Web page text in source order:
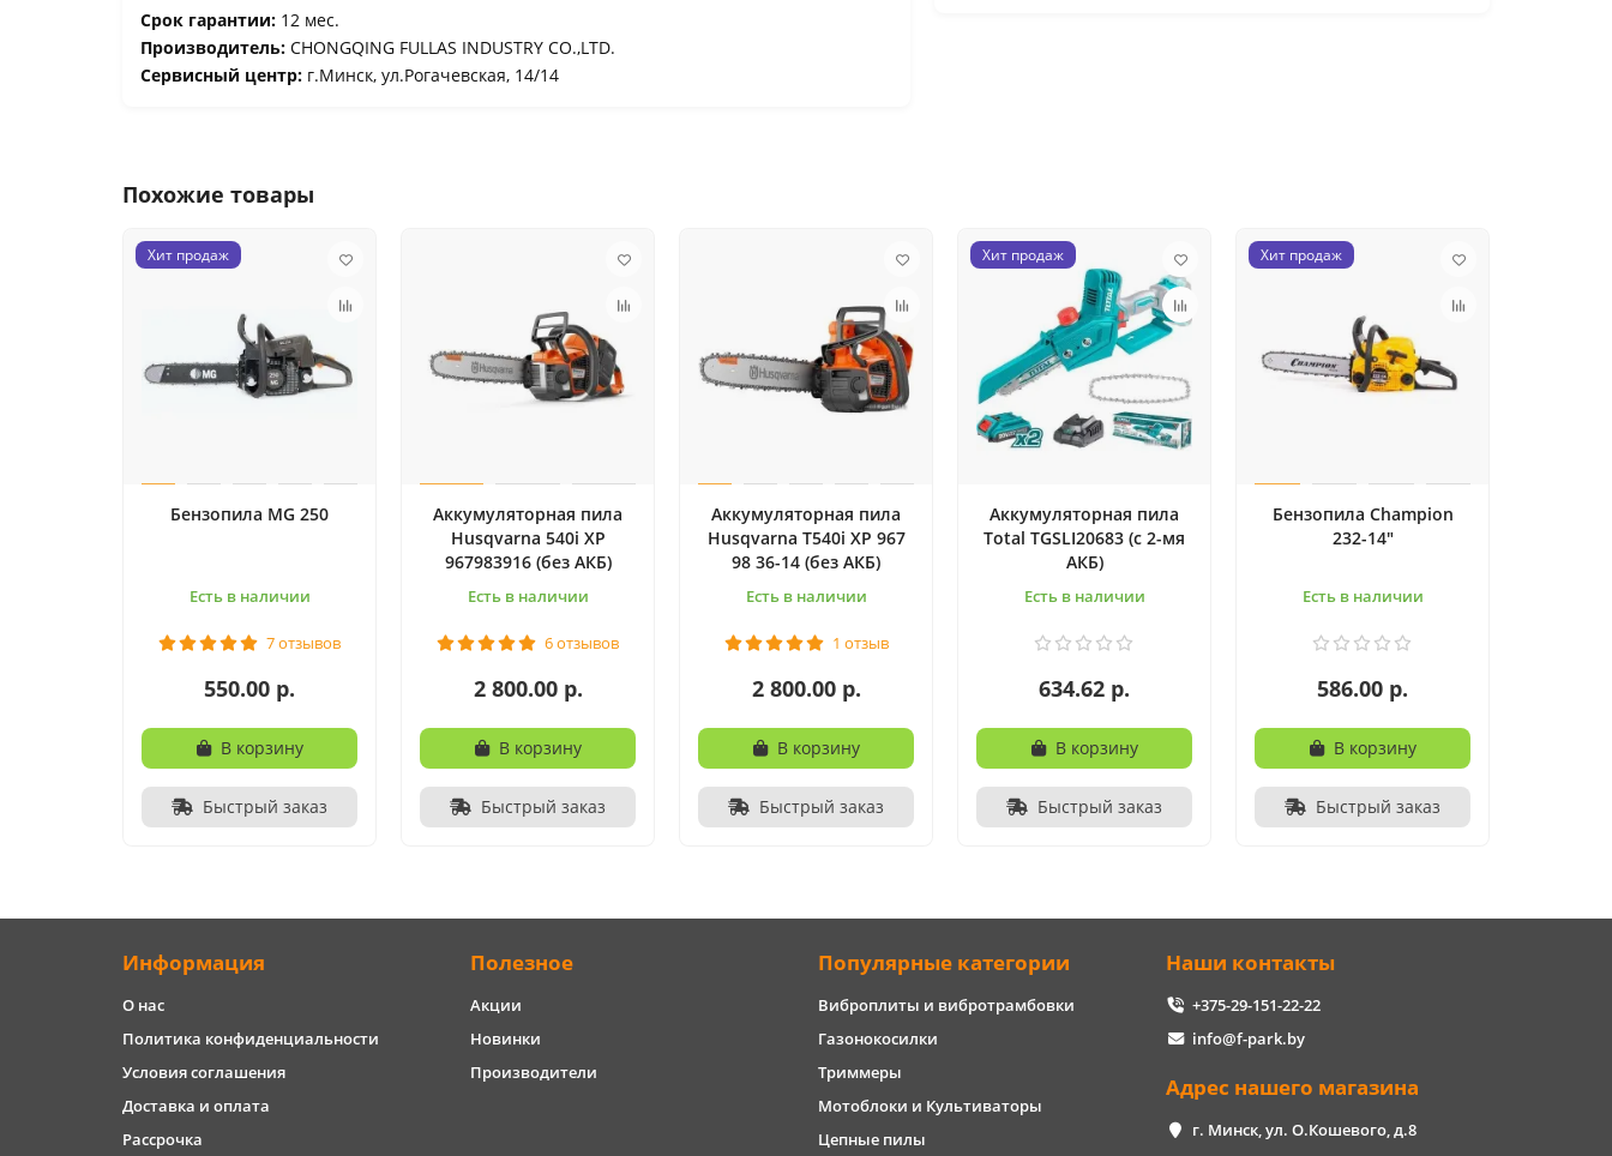
Срок гарантии: 12 мес.
Производитель: CHONGQING FULLAS INDUSTRY CO.,LTD.
Сервисный центр: г.Минск, ул.Рогачевская, 14/14
Похожие товары
Хит продаж
Бензопила MG 250
Есть в наличии
7 отзывов
550.00 р.
В корзину
Быстрый заказ
Аккумуляторная пила
Husqvarna 540i XP
967983916 (без АКБ)
Есть в наличии
6 отзывов
2 800.00 р.
В корзину
Быстрый заказ
Аккумуляторная пила
Husqvarna T540i XP 967
98 36-14 (без АКБ)
Есть в наличии
1 отзыв
2 800.00 р.
В корзину
Быстрый заказ
Хит продаж
Аккумуляторная пила
Total TGSLI20683 (с 2-мя
АКБ)
Есть в наличии
634.62 р.
В корзину
Быстрый заказ
Хит продаж
Бензопила Champion
232-14"
Есть в наличии
586.00 р.
В корзину
Быстрый заказ
Информация
О нас
Политика конфиденциальности
Условия соглашения
Доставка и оплата
Рассрочка
Полезное
Акции
Новинки
Производители
Популярные категории
Виброплиты и вибротрамбовки
Газонокосилки
Триммеры
Мотоблоки и Культиваторы
Цепные пилы
Наши контакты
+375-29-151-22-22
info@f-park.by
Адрес нашего магазина
г. Минск, ул. О.Кошевого, д.8